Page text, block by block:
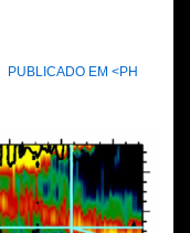
PUBLICADO EM <PH